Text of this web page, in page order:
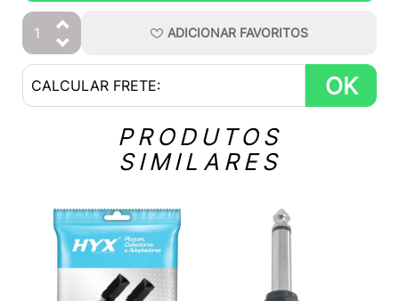
ADICIONAR FAVORITOS
OK
PRODUTOS
SIMILARES